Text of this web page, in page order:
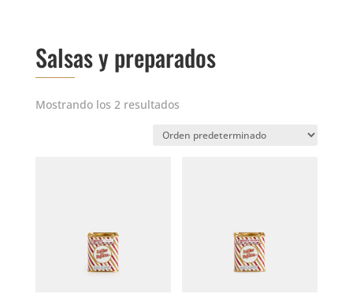
Salsas y preparados
Mostrando los 2 resultados